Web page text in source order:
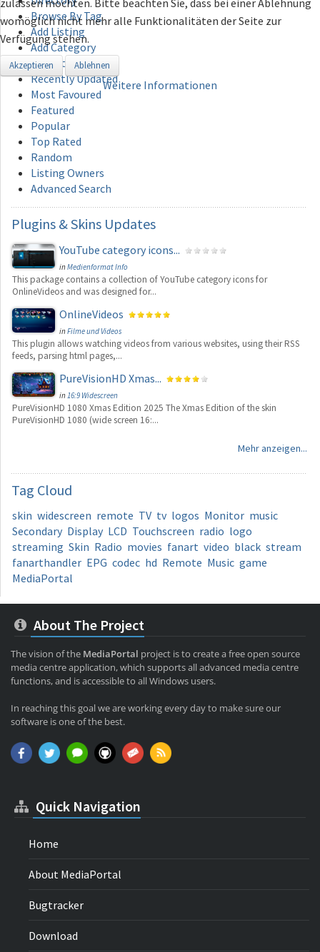
Browse By Tag
Add Listing
Add Category
Recently Added
Recently Updated
Most Favoured
Featured
Popular
Top Rated
Random
Listing Owners
Advanced Search
Plugins & Skins Updates
YouTube category icons...
inMedienformat Info
This package contains a collection of YouTube category icons for
OnlineVideos and was designed for...
OnlineVideos
inFilme und Videos
This plugin allows watching videos from various websites, using their RSS
feeds, parsing html pages,...
PureVisionHD Xmas...
in16:9 Widescreen
PureVisionHD 1080 Xmas Edition 2025 The Xmas Edition of the skin
PureVisionHD 1080 (wide screen 16:...
Mehr anzeigen...
Tag Cloud
skin widescreen remote TV tv logos Monitor music
Secondary Display LCD Touchscreen radio logo
streaming Skin Radio movies fanart video black stream
fanarthandler EPG codec hd Remote Music game
MediaPortal
About The Project
The vision of the MediaPortal project is to create a free open source
media centre application, which supports all advanced media centre
functions, and is accessible to all Windows users.
In reaching this goal we are working every day to make sure our
software is one of the best.
Quick Navigation
Home
About MediaPortal
Bugtracker
Download
zulassen möchten. Bitte beachten Sie, dass bei einer Ablehnung
womöglich nicht mehr alle Funktionalitäten der Seite zur
Verfügung stehen.
Akzeptieren Ablehnen
Weitere Informationen